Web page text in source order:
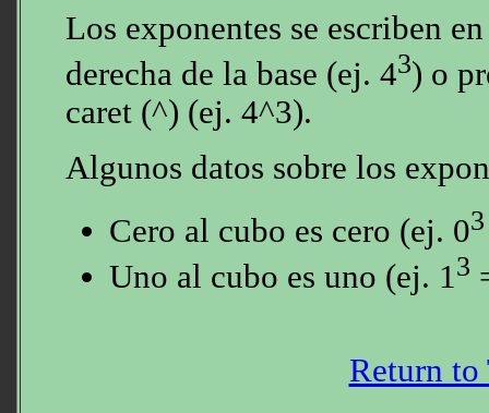
Los exponentes se escriben
derecha de la base (ej. 43) o
caret (^) (ej. 4^3).
Algunos datos sobre los
Cero al cubo es cero (ej. 03
Uno al cubo es uno (ej. 13
Return to